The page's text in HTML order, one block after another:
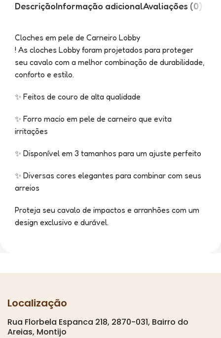
DescriçãoInformação adicionalAvaliações (0)
Cloches em pele de Carneiro Lobby
! As cloches Lobby foram projetados para proteger
seu cavalo com a melhor combinação de durabilidade,
conforto e estilo.
✨ Feitos de couro de alta qualidade
✨ Forro macio em pele de carneiro que evita
irritações
✨ Disponível em 3 tamanhos para um ajuste perfeito
✨ Diversas cores elegantes para combinar com seus
arreios
Proteja seu cavalo de impactos e arranhões com um
design exclusivo e durável.
Localização
Rua Florbela Espanca 218, 2870-031, Bairro do
Areias, Montijo